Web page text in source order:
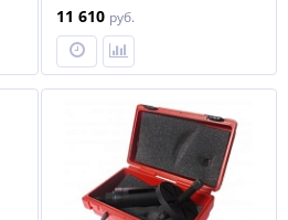
W212,207,212,216,221,222,231)
JTC
11 610 руб.